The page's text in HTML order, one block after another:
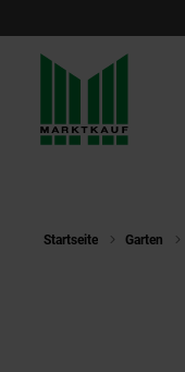
Startseite Garten